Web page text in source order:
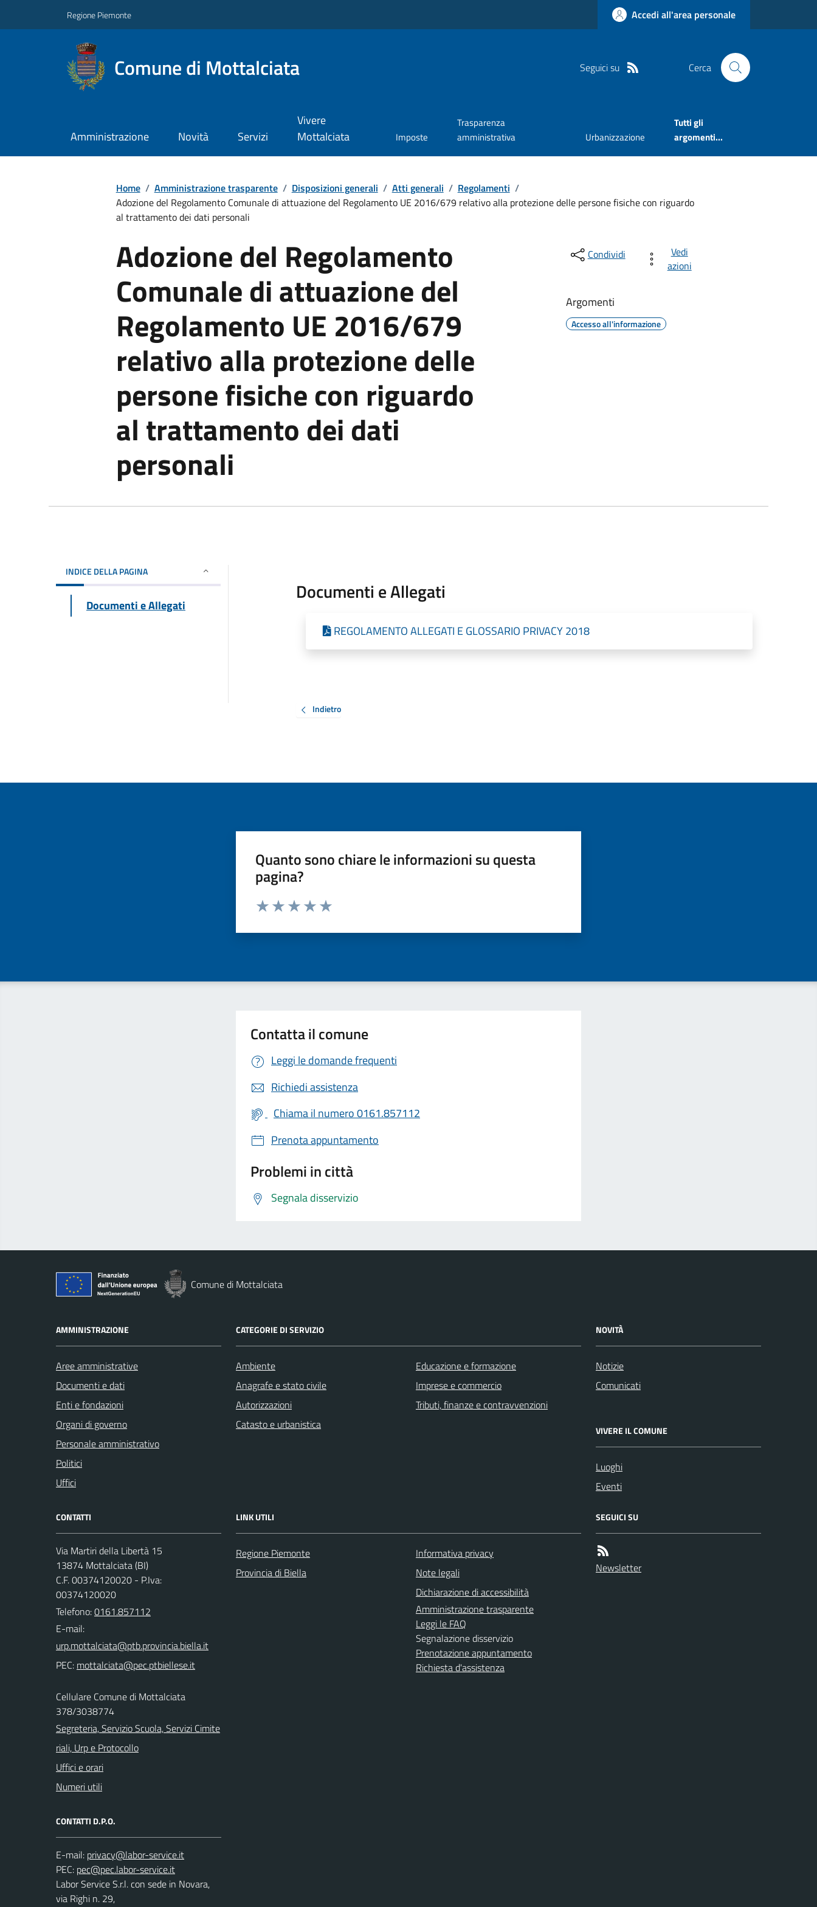
Regione Piemonte Accedi all'area personale
Comune di Mottalciata Seguici su Cerca
Amministrazione Novità Servizi
Vivere
Mottalciata
Imposte
Trasparenza
amministrativa
Urbanizzazione
Tutti gli
argomenti...
Home / Amministrazione trasparente / Disposizioni generali / Atti generali / Regolamenti /
Adozione del Regolamento Comunale di attuazione del Regolamento UE 2016/679 relativo alla protezione delle persone fisiche con riguardo
al trattamento dei dati personali
Adozione del Regolamento
Comunale di attuazione del
Regolamento UE 2016/679
relativo alla protezione delle
persone fisiche con riguardo
al trattamento dei dati
personali
Condividi
Vedi
azioni
Argomenti
Accesso all'informazione
INDICE DELLA PAGINA
Documenti e Allegati
Documenti e Allegati
REGOLAMENTO ALLEGATI E GLOSSARIO PRIVACY 2018
Indietro
Quanto sono chiare le informazioni su questa
pagina?
Valuta da 1 a 5 stelle la pagina
Contatta il comune
Leggi le domande frequenti
Richiedi assistenza
Chiama il numero 0161.857112
Prenota appuntamento
Problemi in città
Segnala disservizio
Comune di Mottalciata
AMMINISTRAZIONE
Aree amministrative
Documenti e dati
Enti e fondazioni
Organi di governo
Personale amministrativo
Politici
Uffici
CATEGORIE DI SERVIZIO
Ambiente
Anagrafe e stato civile
Autorizzazioni
Catasto e urbanistica
Educazione e formazione
Imprese e commercio
Tributi, finanze e contravvenzioni
NOVITÀ
Notizie
Comunicati
VIVERE IL COMUNE
Luoghi
Eventi
CONTATTI
Via Martiri della Libertà 15
13874 Mottalciata (BI)
C.F. 00374120020 - P.Iva:
00374120020
Telefono:0161.857112
E-mail:
PEC:
Cellulare Comune di Mottalciata
378/3038774
Segreteria, Servizio Scuola, Servizi Cimite
riali, Urp e Protocollo
Uffici e orari
Numeri utili
CONTATTI D.P.O.
E-mail:
PEC:
Labor Service S.r.l. con sede in Novara,
via Righi n. 29,
LINK UTILI
Regione Piemonte
Provincia di Biella
Informativa privacy
Note legali
Dichiarazione di accessibilità
Amministrazione trasparente
Leggi le FAQ
Segnalazione disservizio
Prenotazione appuntamento
Richiesta d'assistenza
SEGUICI SU
Newsletter